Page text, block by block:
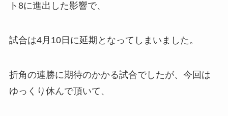
ト8に進出した影響で、
試合は4月10日に延期となってしまいました。
折角の連勝に期待のかかる試合でしたが、今回は
ゆっくり休んで頂いて、